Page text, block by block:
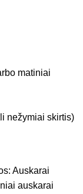
matiniai
nežymiai skirtis)
Auskarai
auskarai